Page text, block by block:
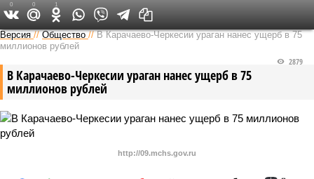
Версия на Кавказе
Версия //Общество //В Карачаево-Черкесии ураган нанес ущерб в 75
миллионов рублей
В Карачаево-Черкесии ураган нанес ущерб в 75
миллионов рублей
2879
http://09.mchs.gov.ru
0 0 1